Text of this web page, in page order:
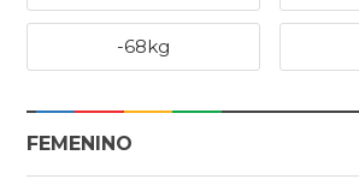
-68kg
FEMENINO